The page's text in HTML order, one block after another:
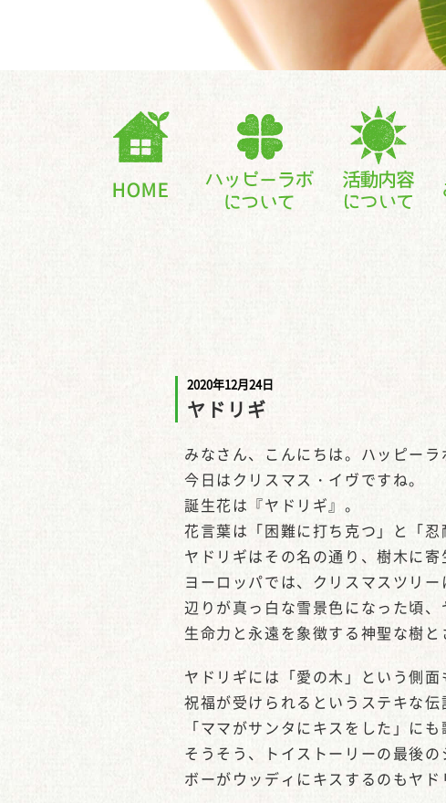
2020年12月24日
ヤドリギ
みなさん、こんにちは。ハッピーラ
今日はクリスマス・イヴですね。
誕生花は『ヤドリギ』。
花言葉は「困難に打ち克つ」と「忍
ヤドリギはその名の通り、樹木に寄
ヨーロッパでは、クリスマスツリ
辺りが真っ白な雪景色になった頃、
生命力と永遠を象徴する神聖な樹と
ヤドリギには「愛の木」という側
祝福が受けられるというステキな伝
「ママがサンタにキスをした」にも
そうそう、トイストーリーの最後の
ボーがウッディにキスするのもヤド